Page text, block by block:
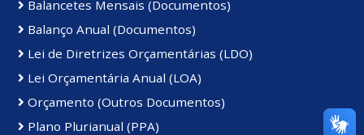
Balancetes Mensais (Documentos)
Balanço Anual (Documentos)
Lei de Diretrizes Orçamentárias (LDO)
Lei Orçamentária Anual (LOA)
Orçamento (Outros Documentos)
Plano Plurianual (PPA)